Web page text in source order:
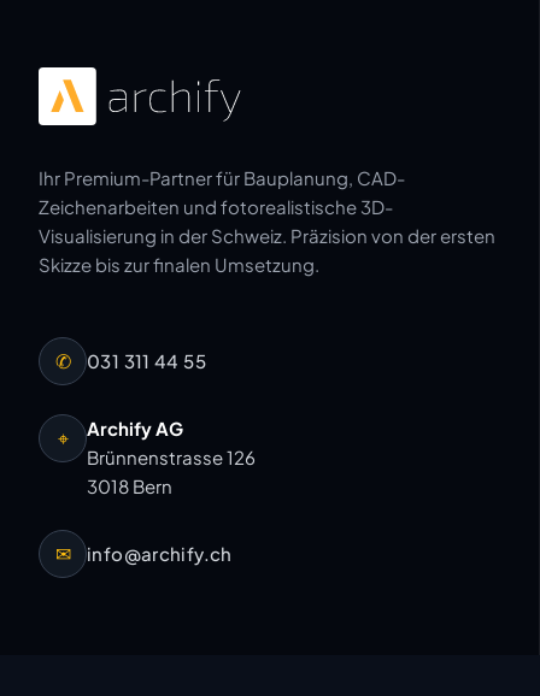
Ihr Premium-Partner für Bauplanung, CAD-
Zeichenarbeiten und fotorealistische 3D-
Visualisierung in der Schweiz. Präzision von der ersten
Skizze bis zur finalen Umsetzung.
✆ 031 311 44 55
⌖
Archify AG
Brünnenstrasse 126
3018 Bern
✉ info@archify.ch